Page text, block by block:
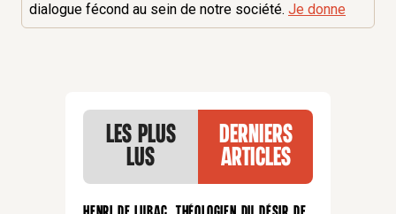
dialogue fécond au sein de notre société. Je donne
Les plus
lus
Derniers
articles